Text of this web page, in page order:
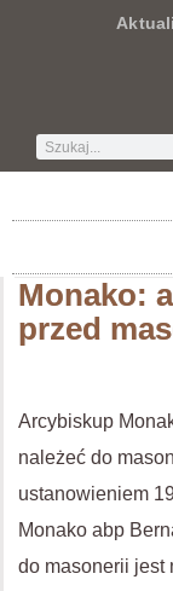
Monako:
przed
Arcybiskup
należeć do
ustanowieniem
Monako abp
do masonerii jest